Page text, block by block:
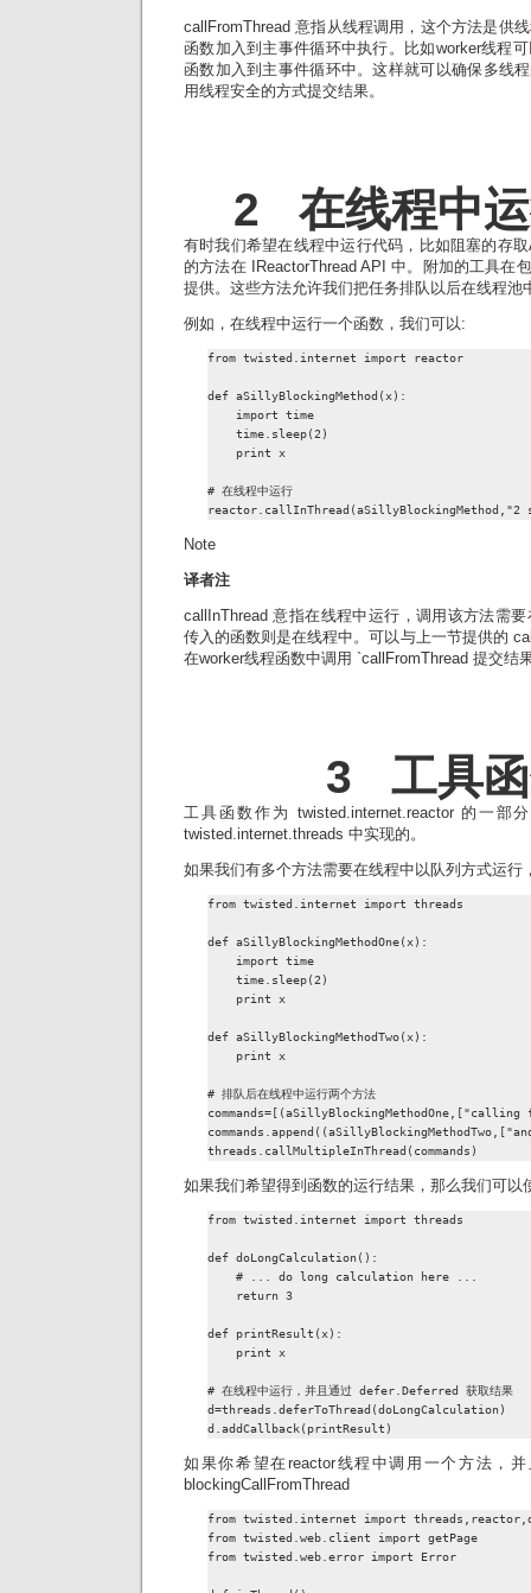
callFromThread 意指从线程调用，这个方法是供
函数加入到主事件循环中执行。比如worker线程
函数加入到主事件循环中。这样就可以确保多线
用线程安全的方式提交结果。
2 在线程中
有时我们希望在线程中运行代码，比如阻塞的存
的方法在 IReactorThread API 中。附加的工具在
提供。这些方法允许我们把任务排队以后在线程池
例如，在线程中运行一个函数，我们可以:
from twisted.internet import reactor
def aSillyBlockingMethod(x):
    import time
    time.sleep(2)
    print x
# 在线程中运行
reactor.callInThread(aSillyBlockingMethod,"2
Note
译者注
callInThread 意指在线程中运行，调用该方法需
传入的函数则是在线程中。可以与上一节提供的
在worker线程函数中调用 `callFromThread 提交结
3 工具
工具函数作为 twisted.internet.reactor 的一部
twisted.internet.threads 中实现的。
如果我们有多个方法需要在线程中以队列方式运行
from twisted.internet import threads
def aSillyBlockingMethodOne(x):
    import time
    time.sleep(2)
    print x
def aSillyBlockingMethodTwo(x):
    print x
# 排队后在线程中运行两个方法
threads.callMultipleInThread(commands)
如果我们希望得到函数的运行结果，那么我们可以
from twisted.internet import threads
def doLongCalculation():
    # ... do long calculation here ...
    return 3
def printResult(x):
    print x
# 在线程中运行，并且通过 defer.Deferred 获取结果
d=threads.deferToThread(doLongCalculation)
d.addCallback(printResult)
如果你希望在reactor线程中调用一个方法，
blockingCallFromThread
from twisted.internet import
from twisted.web.client import getPage
from twisted.web.error import Error